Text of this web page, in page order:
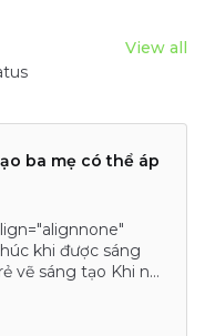
View all
ba mẹ có thể áp
khi được sáng
vẽ sáng tạo Khi nói